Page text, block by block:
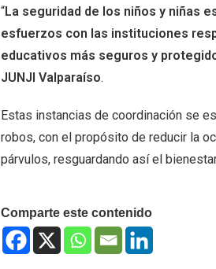
“La seguridad de los niños y niñas
esfuerzos con las instituciones
educativos más seguros y
JUNJI Valparaíso.
Estas instancias de coordinación se
robos, con el propósito de reducir la
párvulos, resguardando así el
Comparte este contenido